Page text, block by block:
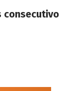
consecutivo